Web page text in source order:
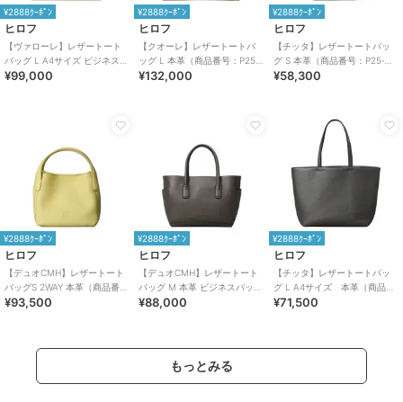
¥2888ｸｰﾎﾟﾝ
ヒロフ
【ヴァローレ】レザートート
バッグ L A4サイズ ビジネスバ
ッグ本革（商品番号：P25-
¥99,000
¥2888ｸｰﾎﾟﾝ
ヒロフ
【クオーレ】レザートートバ
ッグ L 本革（商品番号：P25-
35443）
¥132,000
¥2888ｸｰﾎﾟﾝ
ヒロフ
【チッタ】レザートートバッ
グ S 本革（商品番号：P25‐
35550）
¥58,300
¥2888ｸｰﾎﾟﾝ
ヒロフ
【デュオCMH】レザートート
バッグS 2WAY 本革（商品番
号：P25-35433）
¥93,500
¥2888ｸｰﾎﾟﾝ
ヒロフ
【デュオCMH】レザートート
バッグ M 本革 ビジネスバッグ
（商品番号：P25-35435）
¥88,000
¥2888ｸｰﾎﾟﾝ
ヒロフ
【チッタ】レザートートバッ
グ L A4サイズ 本革（商品番
号：P25‐35552）
¥71,500
もっとみる